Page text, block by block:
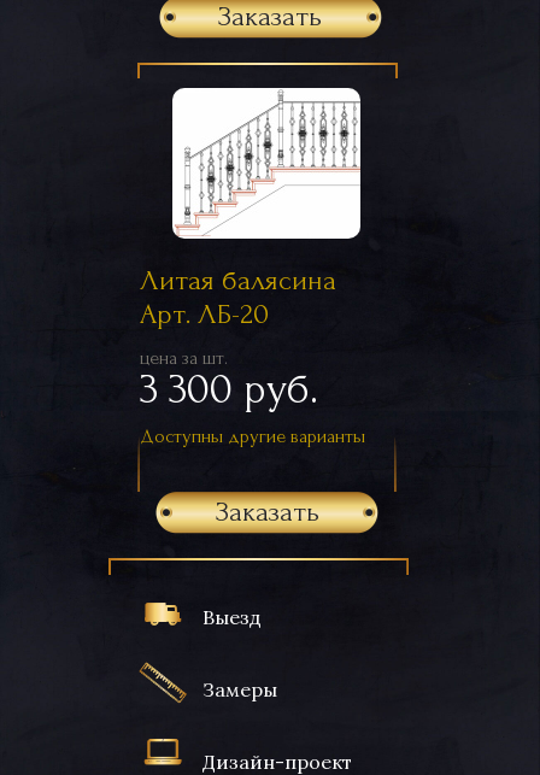
Выезд
Замеры
Дизайн-проект
Заказать
Литая балясина
Арт. ЛБ-20
цена за шт.
3 300 руб.
Доступны другие варианты
Заказать